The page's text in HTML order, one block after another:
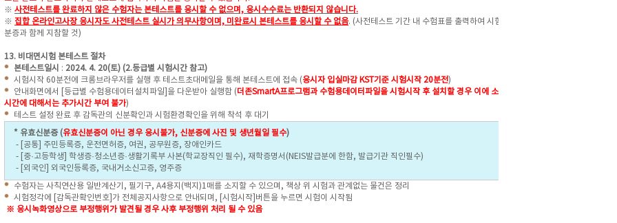
※ 사전테스트를 완료하지 않은 수험자는 본테스트를 응시할 수 없으며, 응시수수료는 반환되지 않습니다.
※ 집합 온라인고사장 응시자도 사전테스트 실시가 의무사항이며, 미완료시 본테스트를 응시할 수 없음. (사전테스트 기간 내 수험표를 출력하여 시험당일 신
분증과 함께 지참할 것)
13. 비대면시험 본테스트 절차
본테스트일시 : 2024. 4. 20(토) (2.등급별 시험시간 참고)
시험시작 60분전에 크롬브라우저를 실행 후 테스트초대메일을 통해 본테스트에 접속 (응시자 입실마감 KST기준 시험시작 20분전)
안내화면에서 [등급별 수험용데이터설치파일]을 다운받아 실행함 (더존SmartA프로그램과 수험용데이터파일을 시험시작 후 설치할 경우 이에 소요되는
시간에 대해서는 추가시간 부여 불가)
테스트 설정 완료 후 감독관의 신분확인과 시험환경확인을 위해 착석 후 대기
* 유효신분증 (유효신분증이 아닌 경우 응시불가, 신분증에 사진 및 생년월일 필수)
- [공통] 주민등록증, 운전면허증, 여권, 공무원증, 장애인카드
- [중·고등학생] 학생증·청소년증·생활기록부 사본(학교장직인 필수), 재학증명서(NEIS발급분에 한함, 발급기관 직인필수)
- [외국인] 외국인등록증, 국내거소신고증, 영주증
수험자는 사칙연산용 일반계산기, 필기구, A4용지(백지)1매를 소지할 수 있으며, 책상 위 시험과 관계없는 물건은 정리
시험정각에 [감독관확인번호]가 전체공지사항으로 안내되며, [시험시작]버튼을 누르면 시험이 시작됨
※ 응시녹화영상으로 부정행위가 발견될 경우 사후 부정행위 처리 될 수 있음